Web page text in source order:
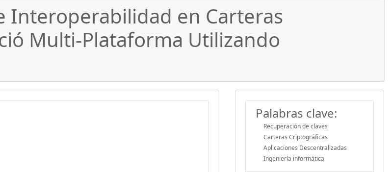
Interoperabilidad en Carteras
Multi-Plataforma Utilizando
Palabras clave:
Recuperación de claves
Carteras Criptográficas
Aplicaciones Descentralizadas
Ingeniería informática